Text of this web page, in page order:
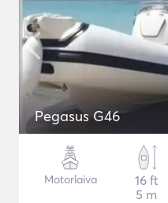
Pegasus G46
Motorlaiva
16 ft
5 m